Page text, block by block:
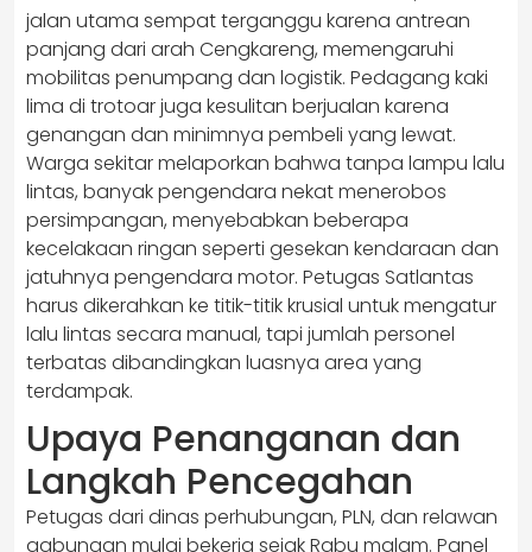
jalan utama sempat terganggu karena antrean
panjang dari arah Cengkareng, memengaruhi
mobilitas penumpang dan logistik. Pedagang kaki
lima di trotoar juga kesulitan berjualan karena
genangan dan minimnya pembeli yang lewat.
Warga sekitar melaporkan bahwa tanpa lampu lalu
lintas, banyak pengendara nekat menerobos
persimpangan, menyebabkan beberapa
kecelakaan ringan seperti gesekan kendaraan dan
jatuhnya pengendara motor. Petugas Satlantas
harus dikerahkan ke titik-titik krusial untuk mengatur
lalu lintas secara manual, tapi jumlah personel
terbatas dibandingkan luasnya area yang
terdampak.
Upaya Penanganan dan
Langkah Pencegahan
Petugas dari dinas perhubungan, PLN, dan relawan
gabungan mulai bekerja sejak Rabu malam. Panel